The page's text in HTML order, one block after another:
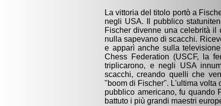
La vittoria del titolo portò a
negli USA. Il pubblico
Fischer divenne una celebrità
nulla sapevano di scacchi.
e apparì anche sulla
Chess Federation (USCF, la
triplicarono, e negli USA
scacchi, creando quelli che
"boom di Fischer". L'ultima volta
pubblico americano, fu quando
battuto i più grandi maestri